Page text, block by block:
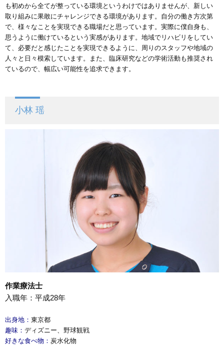
も初めから全てが整っている環境というわけではありませんが、新しい
取り組みに果敢にチャレンジできる環境があります。自分の働き方次第
で、様々なことを実現できる職場だと思っています。実際に僕自身も、
思うように働けているという実感があります。地域でリハビリをしてい
て、必要だと感じたことを実現できるように、周りのスタッフや地域の
人々と日々模索しています。また、臨床研究などの学術活動も推奨され
ているので、幅広い可能性を追求できます。
小林 瑶
作業療法士
入職年：平成28年
出身地： 東京都
趣味： ディズニー、野球観戦
好きな食べ物： 炭水化物